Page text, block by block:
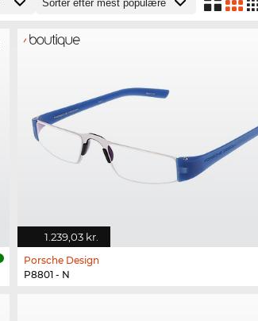
1.239,03 kr.
Porsche Design
P8801 - N